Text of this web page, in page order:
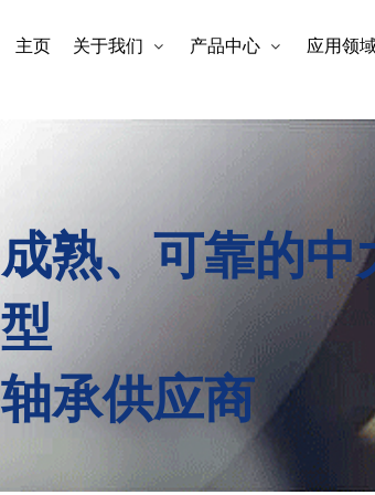
主页 关于我们 产品中心 应用领
成熟、可靠的中
型
轴承供应商